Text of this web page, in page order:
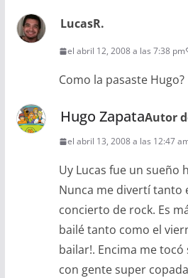
LucasR.
el abril 12, 2008 a las 7:38 pm
Como la pasaste Hugo?
Hugo ZapataAutor
el abril 13, 2008 a las 12:47
Uy Lucas fue un sueño
Nunca me divertí tanto
concierto de rock. Es
bailé tanto como el
bailar!. Encima me
con gente super